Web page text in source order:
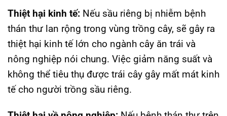
Thiệt hại kinh tế: Nếu sầu riêng bị nhiễm bệnh
thán thư lan rộng trong vùng trồng cây, sẽ gây ra
thiệt hại kinh tế lớn cho ngành cây ăn trái và
nông nghiệp nói chung. Việc giảm năng suất và
không thể tiêu thụ được trái cây gây mất mát kinh
tế cho người trồng sầu riêng.